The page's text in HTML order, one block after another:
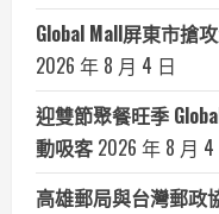
Global Mall屏東市搶
2026 年 8 月 4 日
迎雙節聚餐旺季
動吸客 2026 年 8 月 4
高雄郵局與台灣郵政